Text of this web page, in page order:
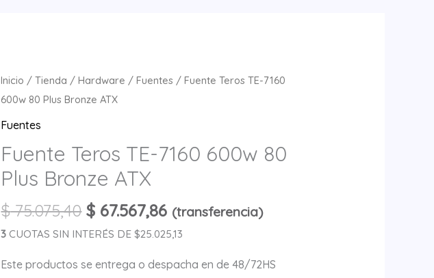
Inicio /Tienda /Hardware /Fuentes / Fuente Teros TE-7160
600w 80 Plus Bronze ATX
Fuentes
Fuente Teros TE-7160 600w 80
Plus Bronze ATX
$75.075,40 $ 67.567,86 (transferencia)
3 CUOTAS SIN INTERÉS DE $25.025,13
Este productos se entrega o despacha en de 48/72HS